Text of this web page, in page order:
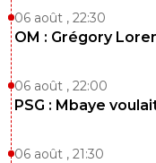
06 août , 22:30
OM : Grégory
06 août , 22:00
PSG : Mbaye
06 août , 21:30